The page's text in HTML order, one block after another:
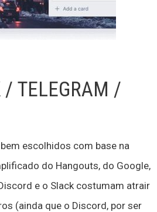
/ TELEGRAM /
escolhidos com base na
do Hangouts, do Google,
e o Slack costumam atrair
(ainda que o Discord, por ser